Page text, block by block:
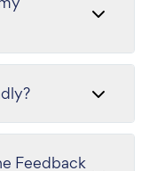
Feedback